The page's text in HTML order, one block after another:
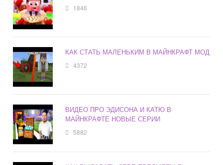
1846
КАК СТАТЬ МАЛЕНЬКИМ В МАЙНКРАФТ МОД
4372
ВИДЕО ПРО ЭДИСОНА И КАТЮ В
МАЙНКРАФТЕ НОВЫЕ СЕРИИ
5882